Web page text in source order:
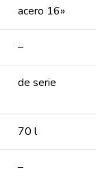
acero 16»
–
de serie
70 l
–